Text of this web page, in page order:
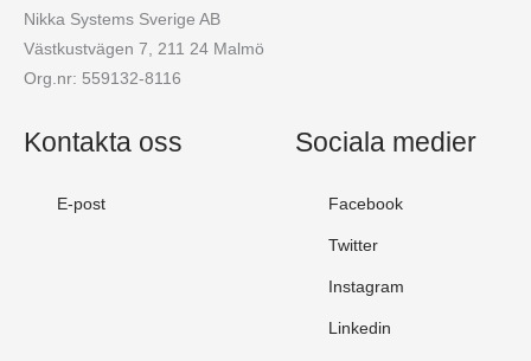
Nikka Systems Sverige AB
Västkustvägen 7, 211 24 Malmö
Org.nr: 559132-8116
Kontakta oss
E-post
Sociala medier
Facebook
Twitter
Instagram
Linkedin